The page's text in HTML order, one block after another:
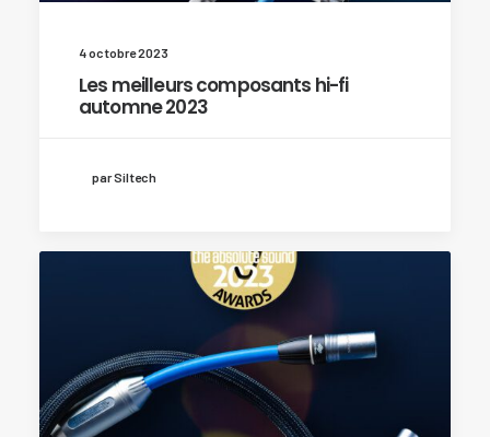
4 octobre 2023
Les meilleurs composants hi-fi
automne 2023
par Siltech